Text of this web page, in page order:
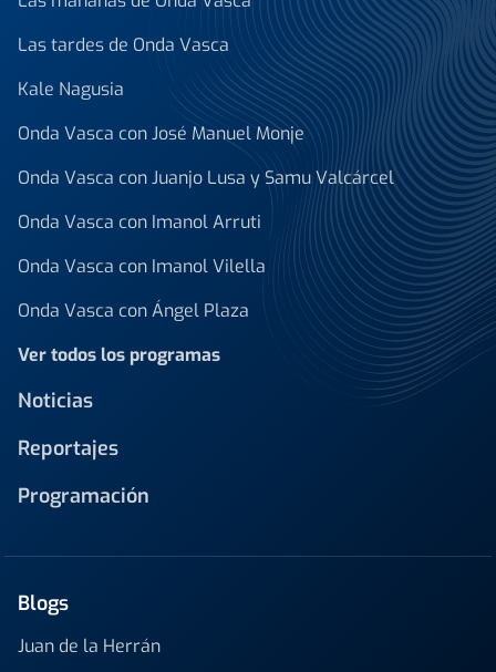
Las tardes de Onda Vasca
Kale Nagusia
Onda Vasca con José Manuel Monje
Onda Vasca con Juanjo Lusa y Samu Valcárcel
Onda Vasca con Imanol Arruti
Onda Vasca con Imanol Vilella
Onda Vasca con Ángel Plaza
Ver todos los programas
Noticias
Reportajes
Programación
Blogs
Juan de la Herrán